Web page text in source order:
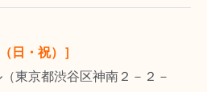
日・祝）］
東京都渋谷区神南２－２－